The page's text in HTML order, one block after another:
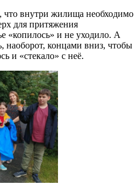
что внутри жилища необходимо
для притяжения
«копилось» и не уходило. А
наоборот, концами вниз, чтобы
и «стекало» с неё.